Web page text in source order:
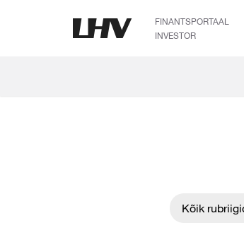
FINANTSPORTAAL
INVESTOR
Kõik